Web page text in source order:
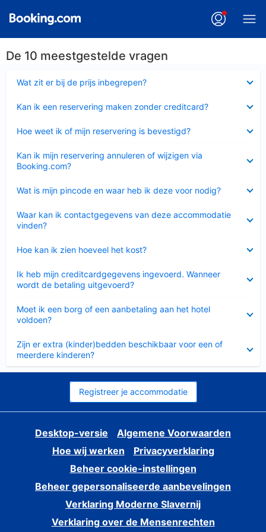
De 10 meestgestelde vragen
Wat zit er bij de prijs inbegrepen?
Kan ik een reservering maken zonder creditcard?
Hoe weet ik of mijn reservering is bevestigd?
Kan ik mijn reservering annuleren of wijzigen via
Booking.com?
Wat is mijn pincode en waar heb ik deze voor nodig?
Waar kan ik contactgegevens van deze accommodatie
vinden?
Hoe kan ik zien hoeveel het kost?
Ik heb mijn creditcardgegevens ingevoerd. Wanneer
wordt de betaling uitgevoerd?
Moet ik een borg of een aanbetaling aan het hotel
voldoen?
Zijn er extra (kinder)bedden beschikbaar voor een of
meerdere kinderen?
Registreer je accommodatie
Desktop-versie
Algemene Voorwaarden
Hoe wij werken
Privacyverklaring
Beheer cookie-instellingen
Beheer gepersonaliseerde aanbevelingen
Verklaring Moderne Slavernij
Verklaring over de Mensenrechten